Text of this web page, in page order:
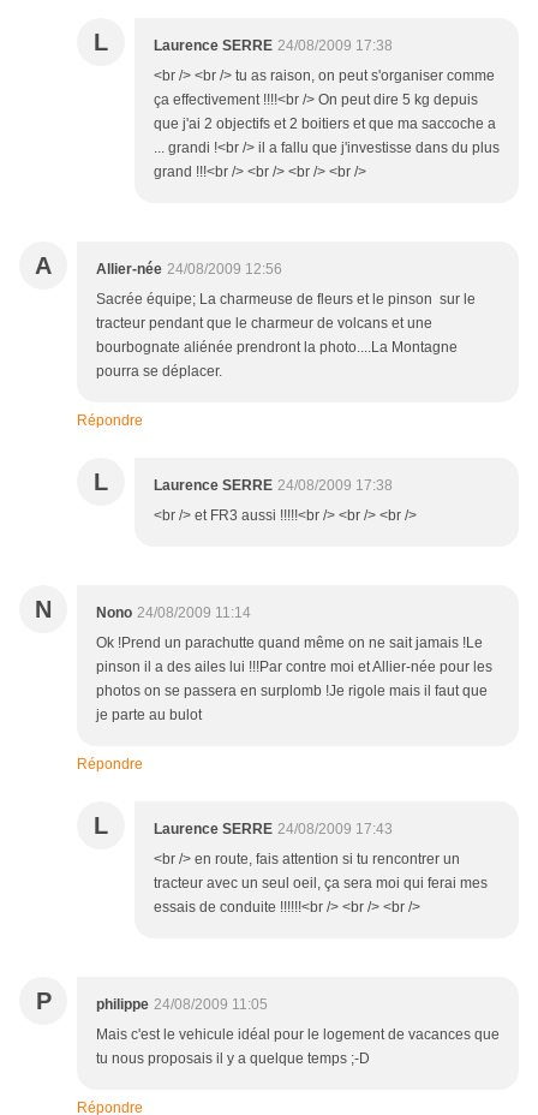
L Laurence SERRE 24/08/2009 17:38
<br /> <br /> tu as raison, on peut s'organiser comme
ça effectivement !!!!<br /> On peut dire 5 kg depuis
que j'ai 2 objectifs et 2 boitiers et que ma saccoche a
... grandi !<br /> il a fallu que j'investisse dans du plus
grand !!!<br /> <br /> <br /> <br />
A Allier-née 24/08/2009 12:56
Sacrée équipe; La charmeuse de fleurs et le pinson sur le
tracteur pendant que le charmeur de volcans et une
bourbognate aliénée prendront la photo....La Montagne
pourra se déplacer.
Répondre
L Laurence SERRE 24/08/2009 17:38
<br /> et FR3 aussi !!!!!<br /> <br /> <br />
N Nono 24/08/2009 11:14
Ok !Prend un parachutte quand même on ne sait jamais !Le
pinson il a des ailes lui !!!Par contre moi et Allier-née pour les
photos on se passera en surplomb !Je rigole mais il faut que
je parte au bulot
Répondre
L Laurence SERRE 24/08/2009 17:43
<br /> en route, fais attention si tu rencontrer un
tracteur avec un seul oeil, ça sera moi qui ferai mes
essais de conduite !!!!!!<br /> <br /> <br />
P philippe 24/08/2009 11:05
Mais c'est le vehicule idéal pour le logement de vacances que
tu nous proposais il y a quelque temps ;-D
Répondre